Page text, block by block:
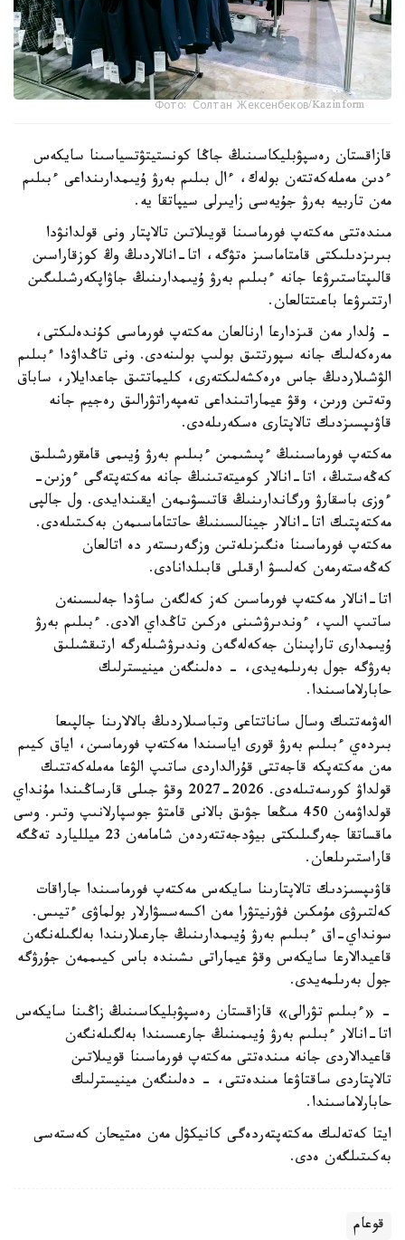
Фото: Солтан Жексенбеков/Kazinform
قازاقستان رەسپۋبليكاسىنىڭ جاڭا كونستيتۋتسياسىنا سايكەس
ءدىن مەملەكەتتەن بولەك، ءال بىلىم بەرۋ ۇيىمدارىنداعى ءبىلىم
مەن تاربيە بەرۋ جۇيەسى زايىرلى سيپاتقا يە.
مىندەتتى مەكتەپ فورماسىنا قويىلاتىن تالاپتار ونى قولدانۋدا
بىرىزدىلىكتى قامتاماسىز ەتۋگە، اتا-انالاردىڭ وڭ كوزقاراسىن
قالىپتاستىرۋعا جانە ءبىلىم بەرۋ ۇيىمدارىنىڭ جاۋاپكەرشىلىگىن
ارتتىرۋعا باعىتتالعان.
- ۇلدار مەن قىزدارعا ارنالعان مەكتەپ فورماسى كۇندەلىكتى،
مەرەكەلىك جانە سپورتتىق بولىپ بولىنەدى. ونى تاڭداۋدا ءبىلىم
الۋشىلاردىڭ جاس ەرەكشەلىكتەرى، كليماتتىق جاعدايلار، ساباق
وتەتىن ورىن، وقۋ عيماراتىنداعى تەمپەراتۋرالىق رەجيم جانە
قاۋىپسىزدىك تالاپتارى ەسكەرىلەدى.
مەكتەپ فورماسىنىڭ ءپىشىمىن ءبىلىم بەرۋ ۇيىمى قامقورشىلىق
كەڭەستىڭ، اتا-انالار كوميتەتىنىڭ جانە مەكتەپتەگى ءوزىن-
ءوزى باسقارۋ ورگاندارىنىڭ قاتىسۋىمەن ايقىندايدى. ول جالپى
مەكتەپتىك اتا-انالار جينالىسىنىڭ حاتتاماسىمەن بەكىتىلەدى.
مەكتەپ فورماسىنا ەنگىزىلەتىن وزگەرىستەر دە اتالعان
كەڭەستەرمەن كەلىسۋ ارقىلى قابىلدانادى.
اتا-انالار مەكتەپ فورماسىن كەز كەلگەن ساۋدا جەلىسىنەن
ساتىپ الىپ، ءوندىرۋشىنى ەركىن تاڭداي الادى. ءبىلىم بەرۋ
ۇيىمدارى تاراپىنان جەكەلەگەن وندىرۋشىلەرگە ارتىقشىلىق
بەرۋگە جول بەرىلمەيدى، - دەلىنگەن مينيسترلىك
حابارلاماسىندا.
الەۋمەتتىك وسال ساناتتاعى وتباسىلاردىڭ بالالارىنا جالپىعا
بىردەي ءبىلىم بەرۋ قورى اياسىندا مەكتەپ فورماسىن، اياق كيىم
مەن مەكتەپكە قاجەتتى قۇرالداردى ساتىپ الۋعا مەملەكەتتىك
قولداۋ كورسەتىلەدى. 2026-2027 وقۋ جىلى قارساڭىندا مۇنداي
قولداۋمەن 450 مىڭعا جۋىق بالانى قامتۋ جوسپارلانىپ وتىر. وسى
ماقساتقا جەرگىلىكتى بيۋدجەتتەردەن شامامەن 23 ميلليارد تەڭگە
قاراستىرىلعان.
قاۋىپسىزدىك تالاپتارىنا سايكەس مەكتەپ فورماسىندا جاراقات
كەلتىرۋى مۇمكىن فۋرنيتۋرا مەن اكسەسسۋارلار بولماۋى ءتيىس.
سونداي-اق ءبىلىم بەرۋ ۇيىمدارىنىڭ جارعىلارىندا بەلگىلەنگەن
قاعيدالارعا سايكەس وقۋ عيماراتى ىشىندە باس كيىممەن جۇرۋگە
جول بەرىلمەيدى.
- «ءبىلىم تۋرالى» قازاقستان رەسپۋبليكاسىنىڭ زاڭىنا سايكەس
اتا-انالار ءبىلىم بەرۋ ۇيىمىنىڭ جارعىسىندا بەلگىلەنگەن
قاعيدالاردى جانە مىندەتتى مەكتەپ فورماسىنا قويىلاتىن
تالاپتاردى ساقتاۋعا مىندەتتى، - دەلىنگەن مينيسترلىك
حابارلاماسىندا.
ايتا كەتەلىك مەكتەپتەردەگى كانيكۋل مەن ەمتيحان كەستەسى
بەكىتىلگەن ەدى.
قوعام